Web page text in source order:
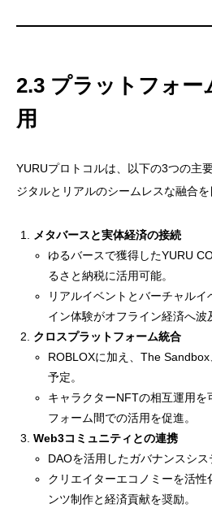
2.3 プラットフォー
用
YURUプロトコルは、以下の3つの主
ジタルとリアルのシームレスな融合を
メタバースと実体経済の接続
ゆるバースで獲得したYURU
るさと納税に活用可能。
リアルイベントとバーチャル
イン体験がオフライン経済へ波
クロスプラットフォーム統合
ROBLOXに加え、The
予定。
キャラクターNFTの相互運用を
フォーム間での活用を促進。
Web3コミュニティとの連携
DAOを活用したガバナンスシス
クリエイターエコノミーを活
ンツ制作と経済貢献を奨励。